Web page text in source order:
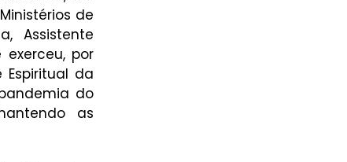
de
Assistente
exerceu, por
da
do
as